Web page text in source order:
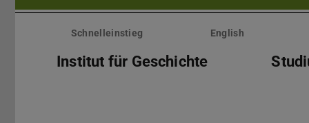
Menü
überspringenSchnelleinstieg English
Institut für Geschichte